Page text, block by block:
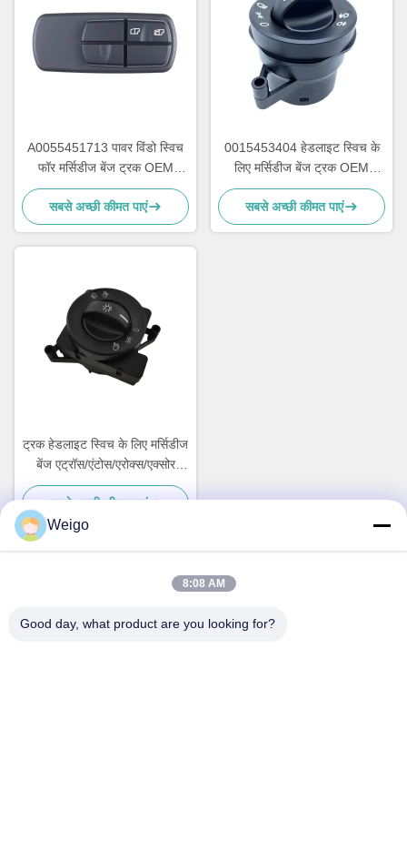
A0055451713 पावर विंडो स्विच
फॉर मर्सिडीज बेंज ट्रक OEM
A0035450113 A0025450113
सबसे अच्छी कीमत पाएं
0015453404 हेडलाइट स्विच के
लिए मर्सिडीज बेंज ट्रक OEM
0015452704 0015451804
सबसे अच्छी कीमत पाएं
ट्रक हेडलाइट स्विच के लिए मर्सिडीज
बेंज एट्रॉस/एंटोस/एरोक्स/एक्सोर
OEM 9435451014
सबसे अच्छी कीमत पाएं
Weigo
8:08 AM
Good day, what product are you looking for?